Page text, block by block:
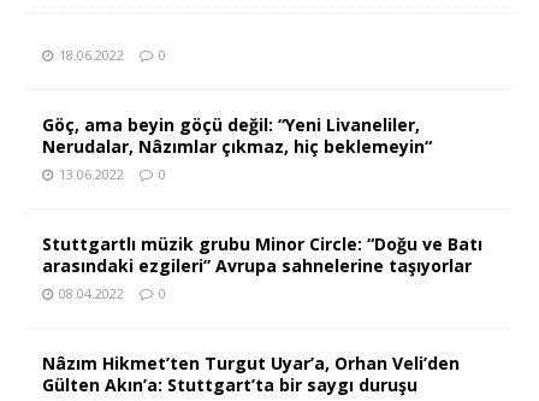
18.06.2022 0
Göç, ama beyin göçü değil: “Yeni Livaneliler,
Nerudalar, Nâzımlar çıkmaz, hiç beklemeyin“
13.06.2022 0
Stuttgartlı müzik grubu Minor Circle: “Doğu ve Batı
arasındaki ezgileri” Avrupa sahnelerine taşıyorlar
08.04.2022 0
Nâzım Hikmet’ten Turgut Uyar’a, Orhan Veli’den
Gülten Akın’a: Stuttgart’ta bir saygı duruşu